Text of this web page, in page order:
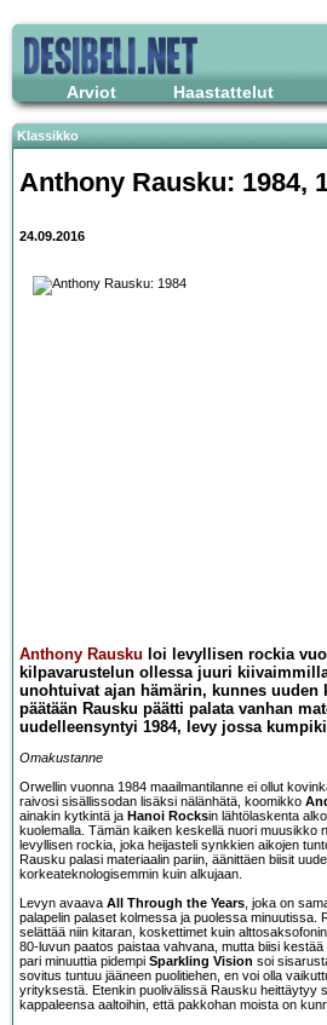
Arviot Haastattelut
Klassikko
Anthony Rausku: 1984,
24.09.2016
Anthony Rausku loi levyllisen rockia
kilpavarustelun ollessa juuri
unohtuivat ajan hämärin, kunnes uuden
päätään Rausku päätti palata vanhan
uudelleensyntyi 1984, levy jossa
Omakustanne
Orwellin vuonna 1984 maailmantilanne ei ollut
raivosi sisällissodan lisäksi nälänhätä, koomikko
ainakin kytkintä ja Hanoi Rocksin lähtölaskenta
kuolemalla. Tämän kaiken keskellä nuori muusikko
levyllisen rockia, joka heijasteli synkkien aikojen
Rausku palasi materiaalin pariin, äänittäen biisit
korkeateknologisemmin kuin alkujaan.
Levyn avaava All Through the Years, joka on
palapelin palaset kolmessa ja puolessa minuutissa.
selättää niin kitaran, koskettimet kuin
80-luvun paatos paistaa vahvana, mutta biisi
pari minuuttia pidempi Sparkling Vision soi
sovitus tuntuu jääneen puolitiehen, en voi olla
yrityksestä. Etenkin puolivälissä Rausku heittäytyy
kappaleensa aaltoihin, että pakkohan moista on